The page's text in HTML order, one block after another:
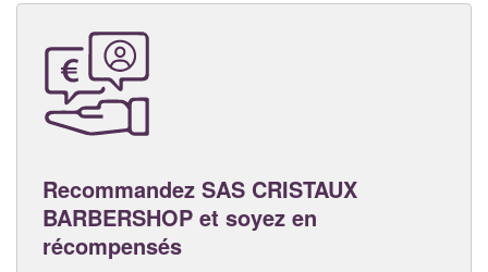
Recommandez SAS CRISTAUX
BARBERSHOP et soyez en
récompensés